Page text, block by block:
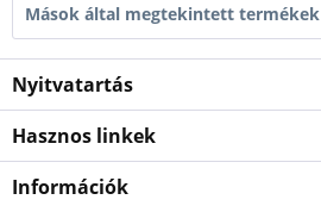
Mások által megtekintett termékek
Nyitvatartás
Hasznos linkek
Információk